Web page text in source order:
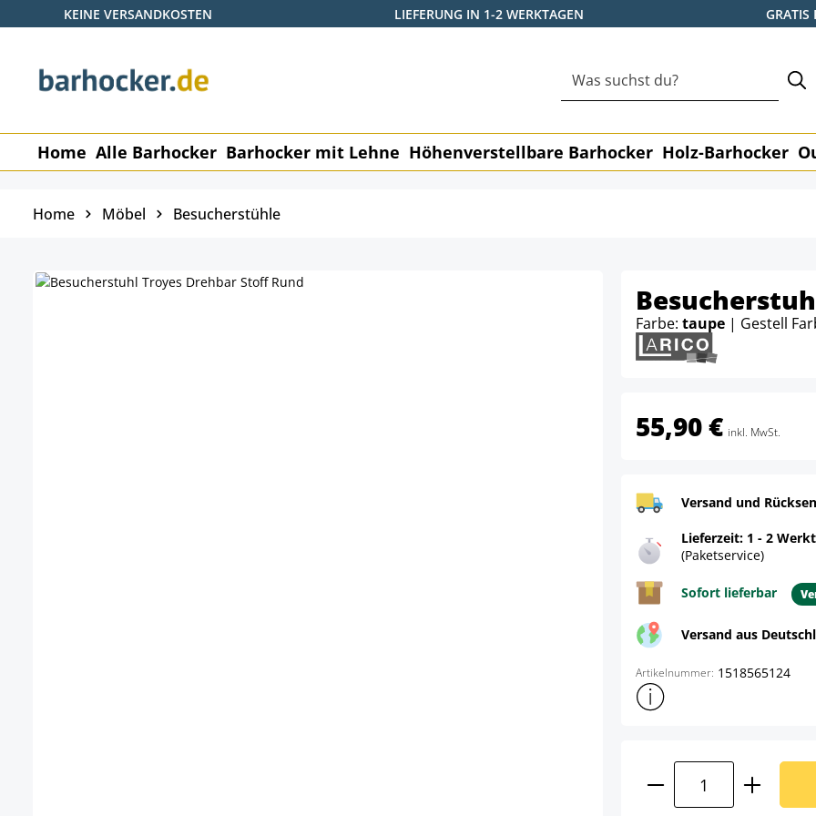
Hauptinhalt springen
Zur Suche springen
Zur Hauptnavigation springen
KEINE VERSANDKOSTEN LIEFERUNG IN 1-2 WERKTAGEN GRATIS
Home Alle Barhocker Barhocker mit Lehne Höhenverstellbare Barhocker Holz-Barhocker
Home Möbel Besucherstühle
Farbe: taupe | Gestell
55,90 € inkl. MwSt.
Versand und
Lieferzeit: 1 - 2
(Paketservice)
Sofort lieferbar
Versand aus
Artikelnummer: 1518565124
Weitere
Produkt Anzahl: